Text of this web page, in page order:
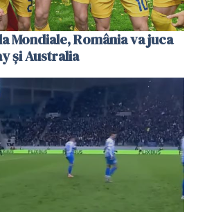
Mondiale, România va juca
şi Australia